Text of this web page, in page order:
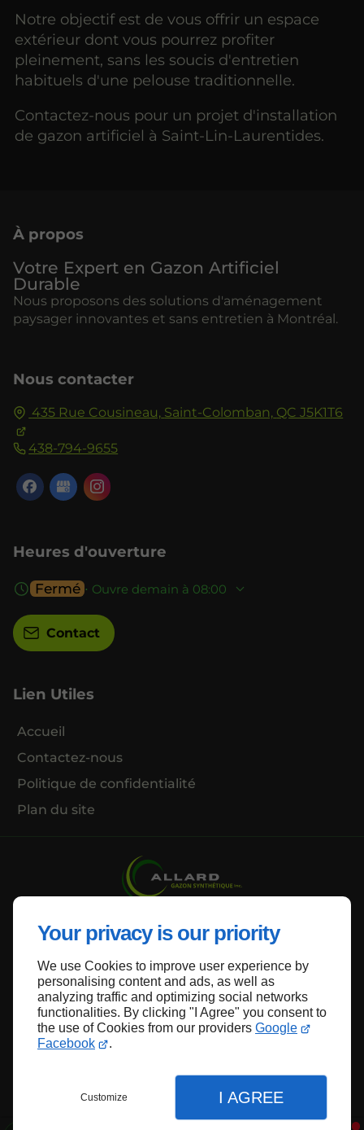
Your privacy is our priority
We use Cookies to improve user experience by
personalising content and ads, as well as
analyzing traffic and optimizing social networks
functionalities. By clicking "I Agree" you consent to
the use of Cookies from our providers Google
Facebook
.
Customize I AGREE
Notre objectif est de vous offrir un espace
extérieur dont vous pourrez profiter
pleinement, sans les soucis d'entretien
habituels d'une pelouse traditionnelle.
Contactez-nous pour un projet d'installation
de gazon artificiel à Saint-Lin-Laurentides.
À propos
Votre Expert en Gazon Artificiel
Durable
Nous proposons des solutions d'aménagement
paysager innovantes et sans entretien à Montréal.
Nous contacter
435 Rue Cousineau, Saint-Colomban, QC J5K1T6
438-794-9655
Heures d'ouverture
Fermé ⋅ Ouvre demain à 08:00
Contact
Lien Utiles
Accueil
Contactez-nous
Politique de confidentialité
Plan du site
Haut de page